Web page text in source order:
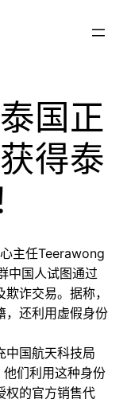
国正
得泰
主任Teerawong
中国人试图通过
诈交易。据称，
，还利用虚假身份
中国航天科技局
他们利用这种身份
权的官方销售代